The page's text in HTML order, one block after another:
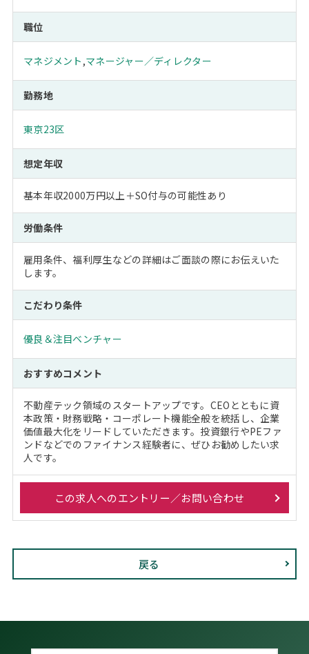
職位
マネジメント ,マネージャー／ディレクター
勤務地
東京23区
想定年収
基本年収2000万円以上＋SO付与の可能性あり
労働条件
雇用条件、福利厚生などの詳細はご面談の際にお伝えいた
します。
こだわり条件
優良＆注目ベンチャー
おすすめコメント
不動産テック領域のスタートアップです。CEOとともに資
本政策・財務戦略・コーポレート機能全般を統括し、企業
価値最大化をリードしていただきます。投資銀行やPEファ
ンドなどでのファイナンス経験者に、ぜひお勧めしたい求
人です。
この求人へのエントリー／お問い合わせ
戻る